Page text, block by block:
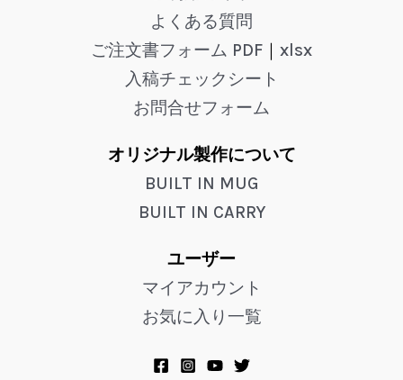
よくある質問
ご注文書フォーム PDF ｜ xlsx
入稿チェックシート
お問合せフォーム
オリジナル製作について
BUILT IN MUG
BUILT IN CARRY
ユーザー
マイアカウント
お気に入り一覧